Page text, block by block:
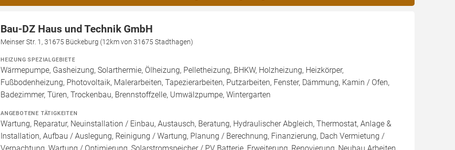
Bau-DZ Haus und Technik GmbH
Meinser Str. 1, 31675 Bückeburg (12km von 31675 Stadthagen)
HEIZUNG SPEZIALGEBIETE
Wärmepumpe, Gasheizung, Solarthermie, Ölheizung, Pelletheizung, BHKW, Holzheizung, Heizkörper,
Fußbodenheizung, Photovoltaik, Malerarbeiten, Tapezierarbeiten, Putzarbeiten, Fenster, Dämmung, Kamin / Ofen,
Badezimmer, Türen, Trockenbau, Brennstoffzelle, Umwälzpumpe, Wintergarten
ANGEBOTENE TÄTIGKEITEN
Wartung, Reparatur, Neuinstallation / Einbau, Austausch, Beratung, Hydraulischer Abgleich, Thermostat, Anlage &
Installation, Aufbau / Auslegung, Reinigung / Wartung, Planung / Berechnung, Finanzierung, Dach Vermietung /